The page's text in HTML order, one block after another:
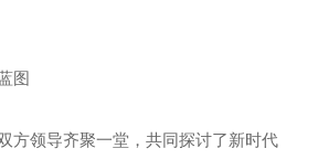
图
方领导齐聚一堂，共同探讨了新时代